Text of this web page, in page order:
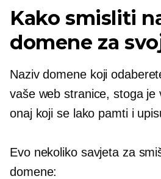
Kako smisliti
domene za
Naziv domene koji
vaše web stranice, stoga je
onaj koji se lako pamti i
Evo nekoliko savjeta za
domene: